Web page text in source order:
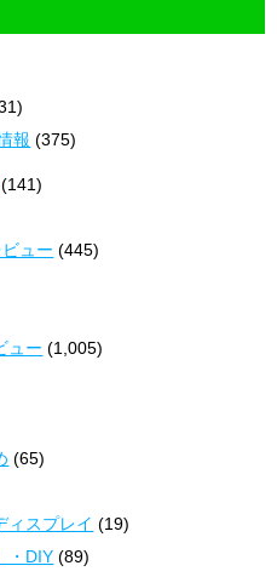
報 (375)
(141)
ュー (445)
ュー (1,005)
(65)
ィスプレイ (19)
・DIY (89)